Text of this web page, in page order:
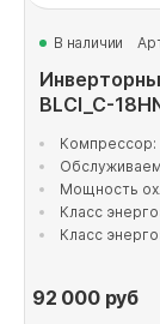
В наличии
BLCI_C-
Компрессор:
Мощность
Класс
Класс
92 000руб